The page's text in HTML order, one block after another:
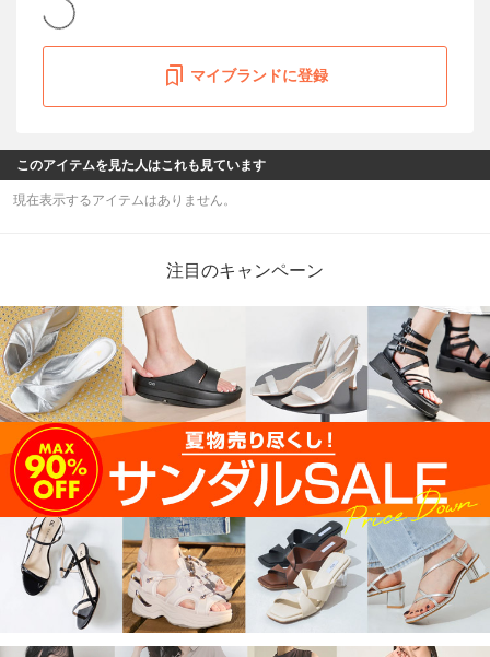
マイブランドに登録
このアイテムを見た人はこれも見ています
現在表示するアイテムはありません。
注目のキャンペーン